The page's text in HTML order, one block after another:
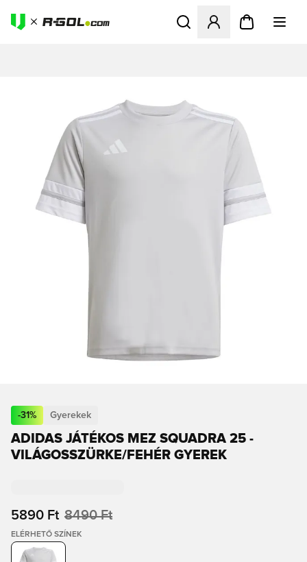
Megnyit egy modált a
-31% Gyerekek
ADIDAS JÁTÉKOS MEZ SQUADRA 25 -
VILÁGOSSZÜRKE/FEHÉR GYEREK
5890 Ft 8490 Ft
ELÉRHETŐ SZÍNEK